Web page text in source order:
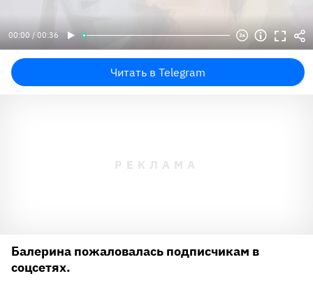
00:00 / 00:36
Читать в Telegram
Балерина пожаловалась подписчикам в
соцсетях.